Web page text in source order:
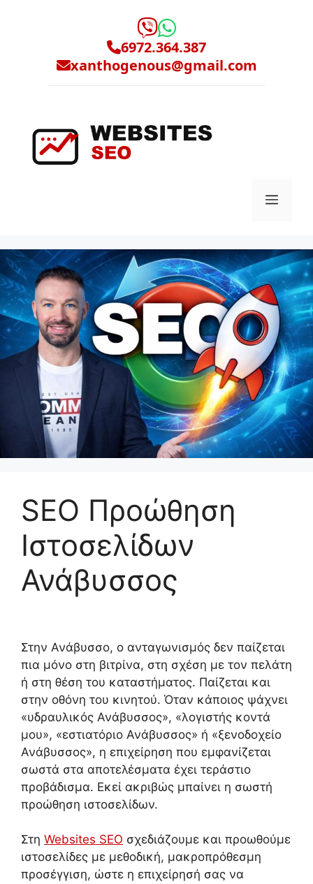
6972.364.387
xanthogenous@gmail.com
SEO Προώθηση
Ιστοσελίδων
Ανάβυσσος
Στην Ανάβυσσο, ο ανταγωνισμός δεν παίζεται
πια μόνο στη βιτρίνα, στη σχέση με τον πελάτη
ή στη θέση του καταστήματος. Παίζεται και
στην οθόνη του κινητού. Όταν κάποιος ψάχνει
«υδραυλικός Ανάβυσσος», «λογιστής κοντά
μου», «εστιατόριο Ανάβυσσος» ή «ξενοδοχείο
Ανάβυσσος», η επιχείρηση που εμφανίζεται
σωστά στα αποτελέσματα έχει τεράστιο
προβάδισμα. Εκεί ακριβώς μπαίνει η σωστή
προώθηση ιστοσελίδων.
Στη Websites SEO σχεδιάζουμε και προωθούμε
ιστοσελίδες με μεθοδική, μακροπρόθεσμη
προσέγγιση, ώστε η επιχείρησή σας να